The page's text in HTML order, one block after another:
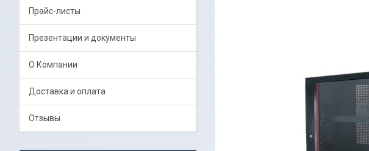
Прайс-листы
Презентации и документы
О Компании
Доставка и оплата
Отзывы